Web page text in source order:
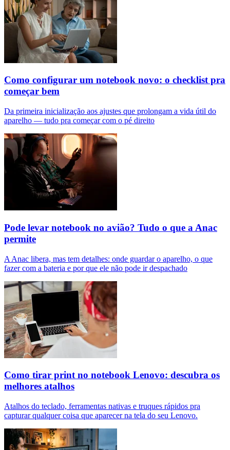
Como configurar um notebook novo: o checklist pra
começar bem
Da primeira inicialização aos ajustes que prolongam a vida útil do
aparelho — tudo pra começar com o pé direito
Pode levar notebook no avião? Tudo o que a Anac
permite
A Anac libera, mas tem detalhes: onde guardar o aparelho, o que
fazer com a bateria e por que ele não pode ir despachado
Como tirar print no notebook Lenovo: descubra os
melhores atalhos
Atalhos do teclado, ferramentas nativas e truques rápidos pra
capturar qualquer coisa que aparecer na tela do seu Lenovo.